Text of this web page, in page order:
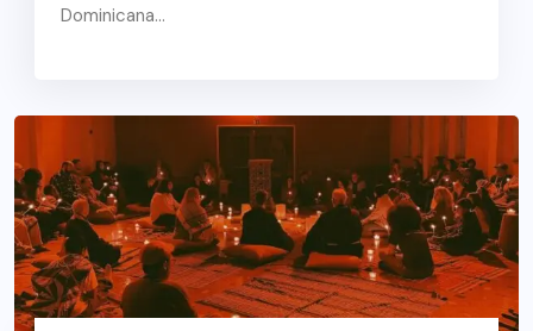
Dominicana...